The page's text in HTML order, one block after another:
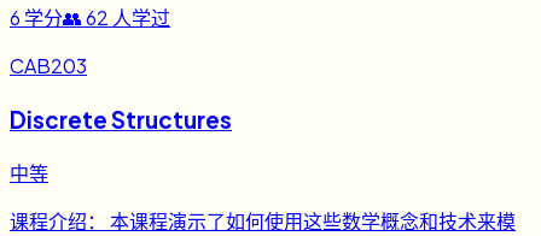
6 学分👥62 人学过
CAB203
Discrete Structures
中等
课程介绍： 本课程演示了如何使用这些数学概念和技术来模